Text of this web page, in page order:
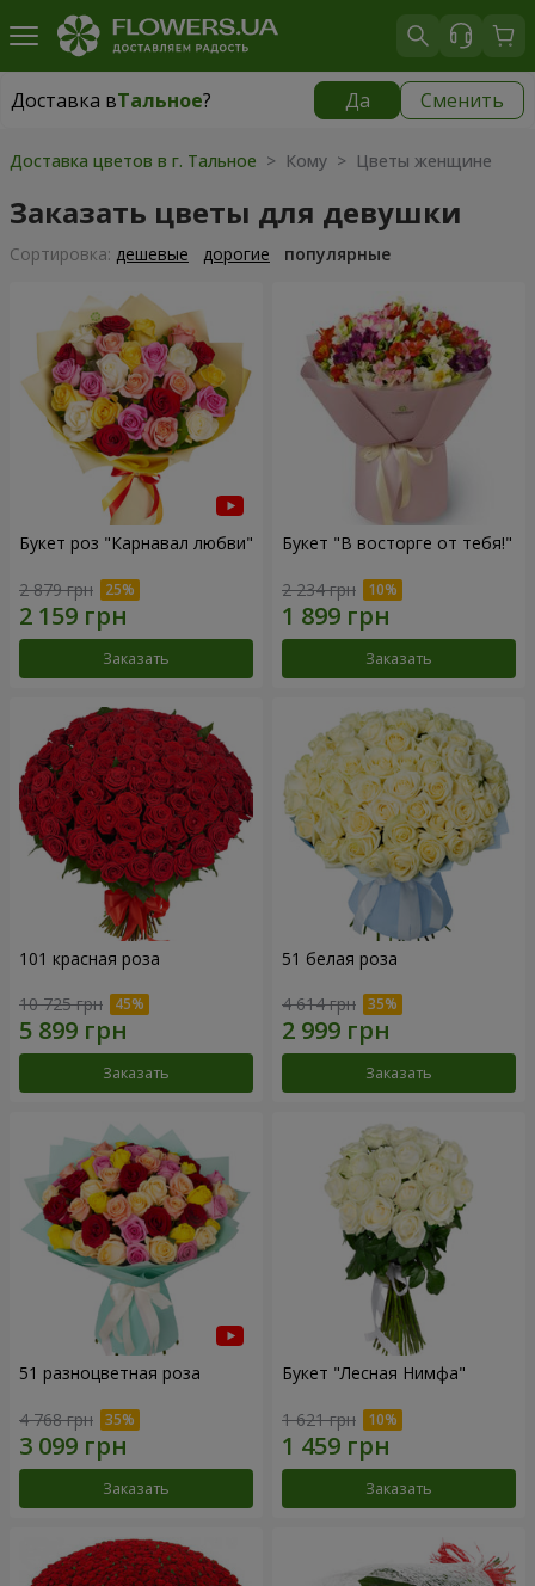
Доставка вТальное? Да Сменить
Доставка вТальное|
Доставка цветов в г. Тальное > Кому > Цветы женщине
Заказать цветы для девушки
Cортировка: дешевые дорогие популярные
Букет роз "Карнавал любви"
2 879 грн
Заказать
Букет "В восторге от тебя!"
2 234 грн
Заказать
101 красная роза
10 725 грн
Заказать
51 белая роза
4 614 грн
Заказать
51 разноцветная роза
4 768 грн
Заказать
Букет "Лесная Нимфа"
1 621 грн
Заказать